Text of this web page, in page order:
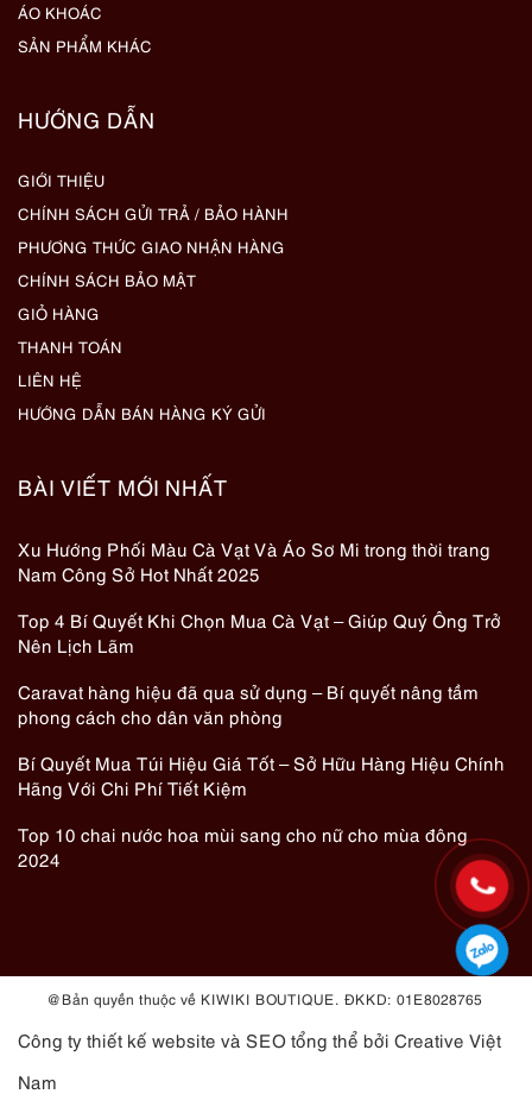
ÁO KHOÁC
SẢN PHẨM KHÁC
HƯỚNG DẪN
GIỚI THIỆU
CHÍNH SÁCH GỬI TRẢ / BẢO HÀNH
PHƯƠNG THỨC GIAO NHẬN HÀNG
CHÍNH SÁCH BẢO MẬT
GIỎ HÀNG
THANH TOÁN
LIÊN HỆ
HƯỚNG DẪN BÁN HÀNG KÝ GỬI
BÀI VIẾT MỚI NHẤT
Xu Hướng Phối Màu Cà Vạt Và Áo Sơ Mi trong thời trang
Nam Công Sở Hot Nhất 2025
Top 4 Bí Quyết Khi Chọn Mua Cà Vạt – Giúp Quý Ông Trở
Nên Lịch Lãm
Caravat hàng hiệu đã qua sử dụng – Bí quyết nâng tầm
phong cách cho dân văn phòng
Bí Quyết Mua Túi Hiệu Giá Tốt – Sở Hữu Hàng Hiệu Chính
Hãng Với Chi Phí Tiết Kiệm
Top 10 chai nước hoa mùi sang cho nữ cho mùa đông
2024
@ Bản quyền thuộc về KIWIKI BOUTIQUE. ĐKKD: 01E8028765
Công ty thiết kế website và SEO tổng thể bởi Creative Việt
Nam